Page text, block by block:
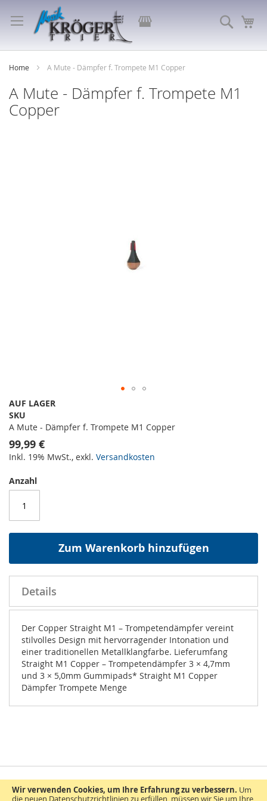
Wir verwenden Cookies, um Ihre Erfahrung zu verbessern. Um
die neuen Datenschutzrichtlinien zu erfüllen, müssen wir Sie um Ihre
zum
Inhalt
Store
auswählen
Suche
Home A Mute - Dämpfer f. Trompete M1 Copper
A Mute - Dämpfer f. Trompete M1
Copper
AUF LAGER
SKU
A Mute - Dämpfer f. Trompete M1 Copper
99,99 €
Inkl. 19% MwSt., exkl. Versandkosten
Anzahl
Zum Warenkorb hinzufügen
Details
Der Copper Straight M1 – Trompetendämpfer vereint
stilvolles Design mit hervorragender Intonation und
einer traditionellen Metallklangfarbe. Lieferumfang
Straight M1 Copper – Trompetendämpfer 3 × 4,7mm
und 3 × 5,0mm Gummipads* Straight M1 Copper
Dämpfer Trompete Menge